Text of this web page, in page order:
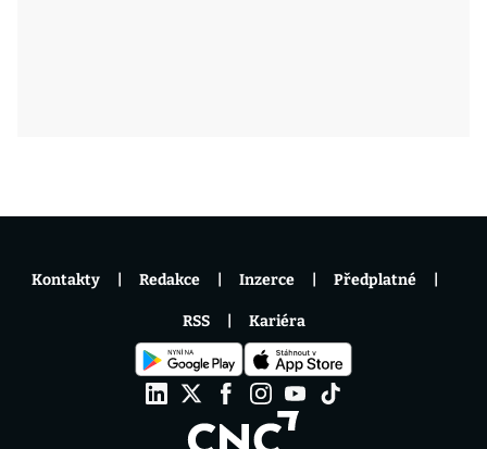
Kontakty Redakce Inzerce Předplatné
RSS Kariéra